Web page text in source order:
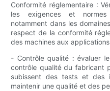
Conformité réglementaire :
les exigences et normes
notamment dans les
respect de la conformité
des machines aux
- Contrôle qualité : évaluer
contrôle qualité du fabricant
subissent des tests et des
maintenir une qualité et des